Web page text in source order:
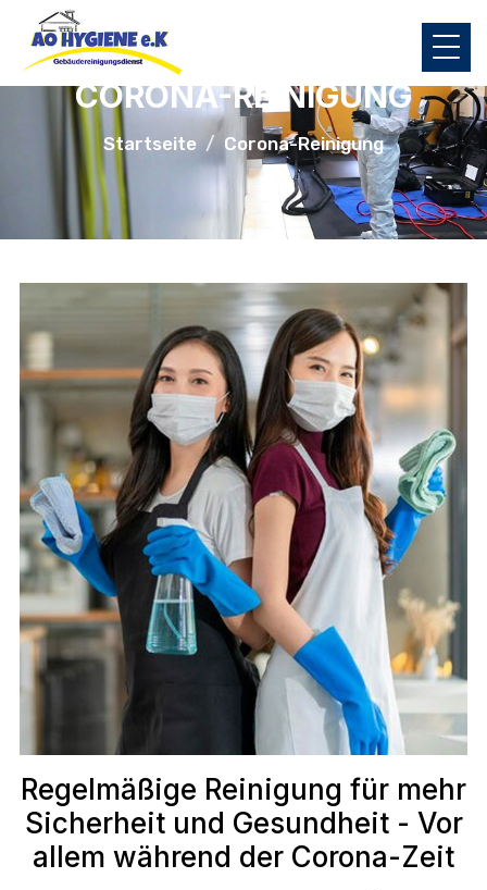
CORONA-REINIGUNG
Startseite Corona-Reinigung
Regelmäßige Reinigung für mehr
Sicherheit und Gesundheit - Vor
allem während der Corona-Zeit